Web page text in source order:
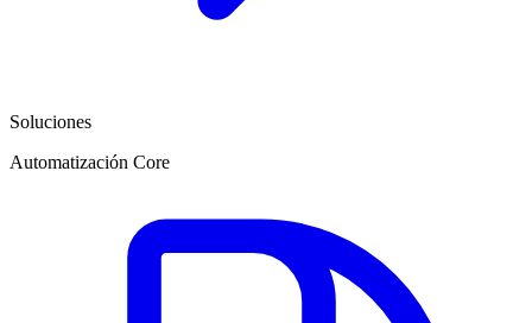
Soluciones
Automatización Core